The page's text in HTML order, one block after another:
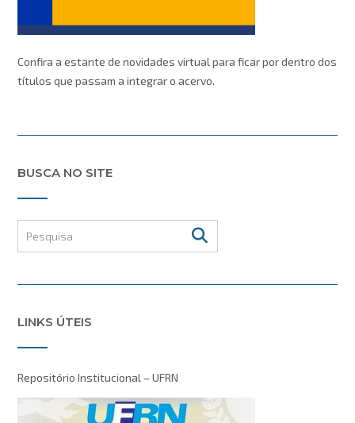
Confira a estante de novidades virtual para ficar por dentro dos
títulos que passam a integrar o acervo.
BUSCA NO SITE
LINKS ÚTEIS
Repositório Institucional – UFRN